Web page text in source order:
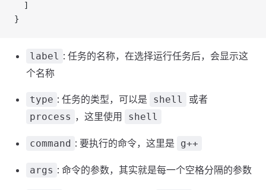
  ]
}
label : 任务的名称，在选择运行任务后，会显示这
个名称
type : 任务的类型，可以是 shell 或者
process ，这里使用 shell
command : 要执行的命令，这里是 g++
args : 命令的参数，其实就是每一个空格分隔的参数